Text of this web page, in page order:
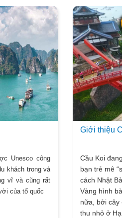
sức hút vô
xem nơi này
Unesco công
khách trong và
vĩ và cũng rất
của tổ quốc
Giới thiệu
Cầu Koi
bạn trẻ mê
cách Nhật
Vàng hình
nữa, bởi cây
thu nhỏ ở